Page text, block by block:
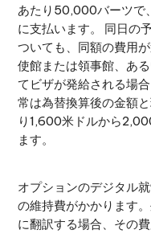
あたり50,000バーツで
に支払います。 同日の
ついても、同額の費用
使館または領事館、あ
てビザが発給される場
常は為替換算後の金額
り1,600米ドルから
ます。
オプションのデジタル
の維持費がかかります
に翻訳する場合、その